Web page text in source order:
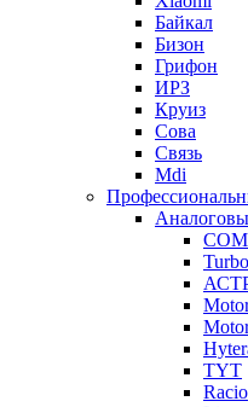
Байкал
Бизон
Грифон
ИРЗ
Круиз
Сова
Связь
Mdi
TYT
Racio